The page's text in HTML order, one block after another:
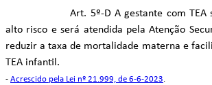
Art. 5º-D A gestante com TEA
alto risco e será atendida pela Atenção
reduzir a taxa de mortalidade materna e
TEA infantil.
- Acrescido pela Lei nº 21.999, de 6-6-2023.